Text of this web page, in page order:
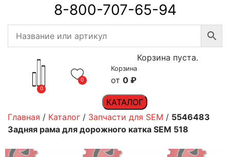
8-800-707-65-94
0
0
Корзина
0 ₽
Корзина пуста.
КАТАЛОГ
Главная / Каталог / Запчасти для SEM / 5546483
Задняя рама для дорожного катка SEM 518